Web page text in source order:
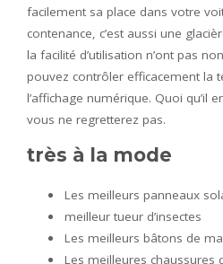
facilement sa place dans votre
contenance, c’est aussi une
la facilité d’utilisation n’ont pas
pouvez contrôler efficacement la
l’affichage numérique. Quoi qu’il
vous ne regretterez pas.
très à la mode
Les meilleurs panneaux
meilleur tueur d’insectes
Les meilleurs bâtons de
Les meilleures chaussures